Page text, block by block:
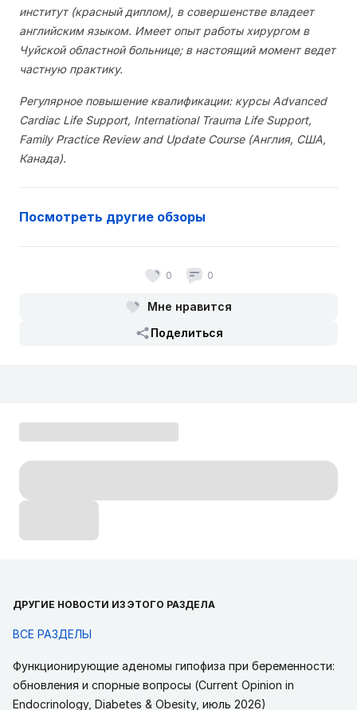
институт (красный диплом), в совершенстве владеет
английским языком. Имеет опыт работы хирургом в
Чуйской областной больнице; в настоящий момент ведет
частную практику.
Регулярное повышение квалификации: курсы Advanced
Cardiac Life Support, International Trauma Life Support,
Family Practice Review and Update Course (Англия, США,
Канада).
Посмотреть другие обзоры
0 0
Мне нравится
Поделиться
ДРУГИЕ НОВОСТИ ИЗ ЭТОГО РАЗДЕЛА
ВСЕ РАЗДЕЛЫ
Функционирующие аденомы гипофиза при беременности:
обновления и спорные вопросы (Current Opinion in
Endocrinology, Diabetes & Obesity, июль 2026)